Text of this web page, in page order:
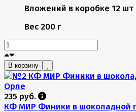
Вложений в коробке 12 шт
Вес 200 г
В корзину
235 руб.
КФ МИР Финики в шоколадной